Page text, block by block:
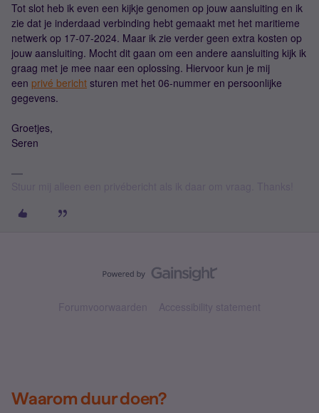
Tot slot heb ik even een kijkje genomen op jouw aansluiting en ik
zie dat je inderdaad verbinding hebt gemaakt met het maritieme
netwerk op 17-07-2024. Maar ik zie verder geen extra kosten op
jouw aansluiting. Mocht dit gaan om een andere aansluiting kijk ik
graag met je mee naar een oplossing. Hiervoor kun je mij
een privé bericht sturen met het 06-nummer en persoonlijke
gegevens.
Groetjes,
Seren
Forumvoorwaarden Accessibility statement
Waarom duur doen?